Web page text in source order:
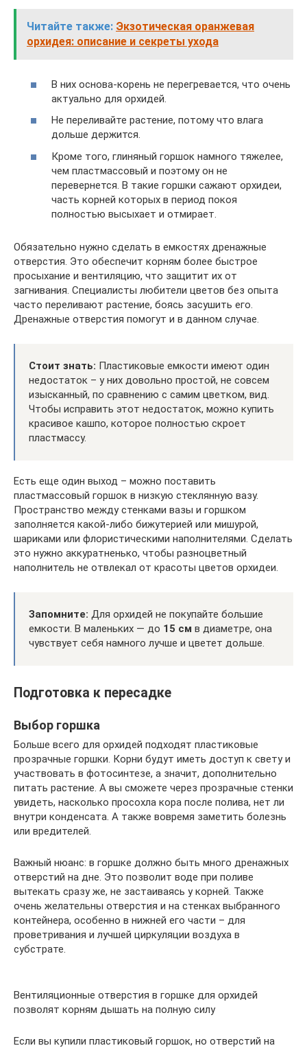
Читайте также: Экзотическая оранжевая
орхидея: описание и секреты ухода
В них основа-корень не перегревается, что очень
актуально для орхидей.
Не переливайте растение, потому что влага
дольше держится.
Кроме того, глиняный горшок намного тяжелее,
чем пластмассовый и поэтому он не
перевернется. В такие горшки сажают орхидеи,
часть корней которых в период покоя
полностью высыхает и отмирает.
Обязательно нужно сделать в емкостях дренажные
отверстия. Это обеспечит корням более быстрое
просыхание и вентиляцию, что защитит их от
загнивания. Специалисты любители цветов без опыта
часто переливают растение, боясь засушить его.
Дренажные отверстия помогут и в данном случае.
Стоит знать: Пластиковые емкости имеют один
недостаток – у них довольно простой, не совсем
изысканный, по сравнению с самим цветком, вид.
Чтобы исправить этот недостаток, можно купить
красивое кашпо, которое полностью скроет
пластмассу.
Есть еще один выход – можно поставить
пластмассовый горшок в низкую стеклянную вазу.
Пространство между стенками вазы и горшком
заполняется какой-либо бижутерией или мишурой,
шариками или флористическими наполнителями. Сделать
это нужно аккуратненько, чтобы разноцветный
наполнитель не отвлекал от красоты цветов орхидеи.
Запомните: Для орхидей не покупайте большие
емкости. В маленьких — до 15 см в диаметре, она
чувствует себя намного лучше и цветет дольше.
Подготовка к пересадке
Выбор горшка
Больше всего для орхидей подходят пластиковые
прозрачные горшки. Корни будут иметь доступ к свету и
участвовать в фотосинтезе, а значит, дополнительно
питать растение. А вы сможете через прозрачные стенки
увидеть, насколько просохла кора после полива, нет ли
внутри конденсата. А также вовремя заметить болезнь
или вредителей.
Важный нюанс: в горшке должно быть много дренажных
отверстий на дне. Это позволит воде при поливе
вытекать сразу же, не застаиваясь у корней. Также
очень желательны отверстия и на стенках выбранного
контейнера, особенно в нижней его части – для
проветривания и лучшей циркуляции воздуха в
субстрате.
Вентиляционные отверстия в горшке для орхидей
позволят корням дышать на полную силу
Если вы купили пластиковый горшок, но отверстий на